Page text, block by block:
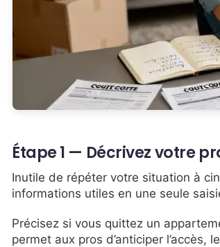
Étape 1 — Décrivez votre
Inutile de répéter votre situation à
informations utiles en une seule
Précisez si vous quittez un
permet aux pros d’anticiper